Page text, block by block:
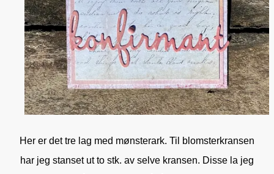
Her er det tre lag med mønsterark. Til blomsterkransen
har jeg stanset ut to stk. av selve kransen. Disse la jeg